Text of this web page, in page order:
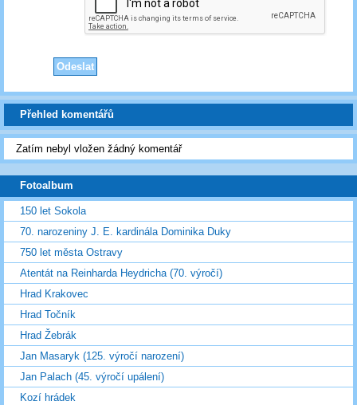
Přehled komentářů
Zatím nebyl vložen žádný komentář
Fotoalbum
150 let Sokola
70. narozeniny J. E. kardinála Dominika Duky
750 let města Ostravy
Atentát na Reinharda Heydricha (70. výročí)
Hrad Krakovec
Hrad Točník
Hrad Žebrák
Jan Masaryk (125. výročí narození)
Jan Palach (45. výročí upálení)
Kozí hrádek